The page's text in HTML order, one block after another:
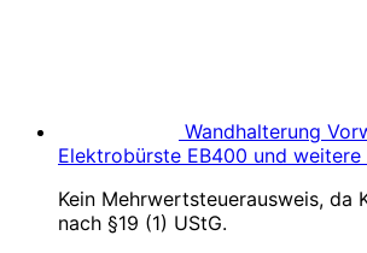
Wandhalterung
Elektrobürste EB400 und
Kein Mehrwertsteuerausweis, da
nach §19 (1) UStG.